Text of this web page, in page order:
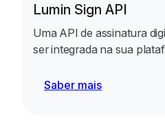
Lumin Sign API
Uma API de assinatura
ser integrada na sua
Saber mais